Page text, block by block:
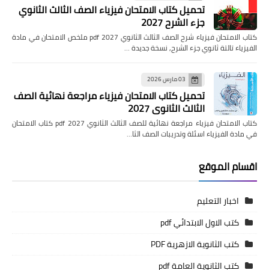
تحميل كتاب الامتحان فيزياء الصف الثالث الثانوي
جزء الشرح 2027
كتاب الامتحان فيزياء شرح الصف الثالث الثانوي pdf 2027 ملخص الامتحان في مادة
الفيزياء تالتة ثانوي جزء الشرح, نسخة جديدة …
03 مارس 2026
تحميل كتاب الامتحان فيزياء مراجعة نهائية الصف
الثالث الثانوي 2027
كتاب الامتحان فيزياء مراجعة نهائية للصف الثالث الثانوي pdf 2027 كتاب الامتحان
في مادة الفيزياء اسئلة وتدريبات الصف الثا…
اقسام الموقع
اخبار التعليم
كتب الاول الابتدائي pdf
كتب الثانوية الازهرية PDF
كتب الثانوية العامة pdf